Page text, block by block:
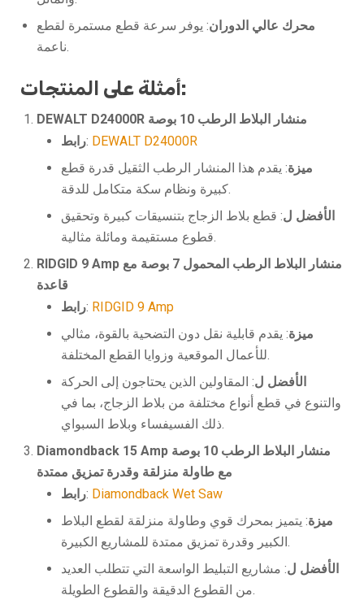
محرك عالي الدوران: يوفر سرعة قطع مستمرة لقطع
أمثلة على المنتجات:
DEWALT D24000R منشار البلاط الرطب 10 بوصة
رابط: DEWALT D24000R
ميزة: يقدم هذا المنشار الرطب الثقيل قدرة قطع
الأفضل ل: قطع بلاط الزجاج بتنسيقات كبيرة وتحقيق
RIDGID 9 Amp منشار البلاط الرطب المحمول 7 بوصة مع
قاعدة
رابط: RIDGID 9 Amp
ميزة: يقدم قابلية نقل دون التضحية بالقوة، مثالي
الأفضل ل: المقاولين الذين يحتاجون إلى الحركة
والتنوع في قطع أنواع مختلفة من بلاط الزجاج، بما في
Diamondback 15 Amp منشار البلاط الرطب 10 بوصة
مع طاولة منزلقة وقدرة تمزيق ممتدة
رابط: Diamondback Wet Saw
ميزة: يتميز بمحرك قوي وطاولة منزلقة لقطع البلاط
الأفضل ل: مشاريع التبليط الواسعة التي تتطلب العديد